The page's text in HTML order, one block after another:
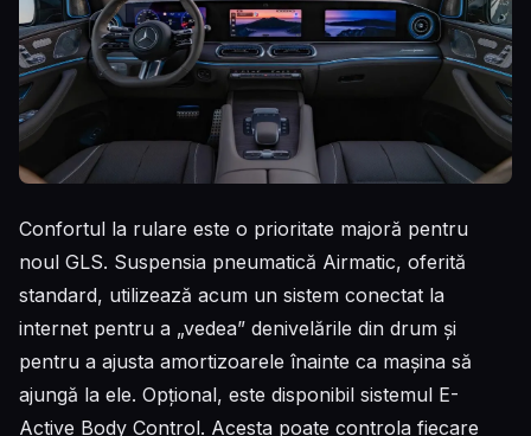
Confortul la rulare este o prioritate majoră pentru
noul GLS. Suspensia pneumatică Airmatic, oferită
standard, utilizează acum un sistem conectat la
internet pentru a „vedea” denivelările din drum și
pentru a ajusta amortizoarele înainte ca mașina să
ajungă la ele. Opțional, este disponibil sistemul E-
Active Body Control. Acesta poate controla fiecare